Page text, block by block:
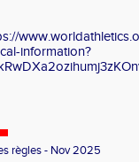
information?
règles - Nov 2025